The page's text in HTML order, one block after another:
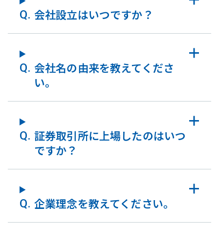
会社設立はいつですか？
会社名の由来を教えてくださ
い。
証券取引所に上場したのはいつ
ですか？
企業理念を教えてください。